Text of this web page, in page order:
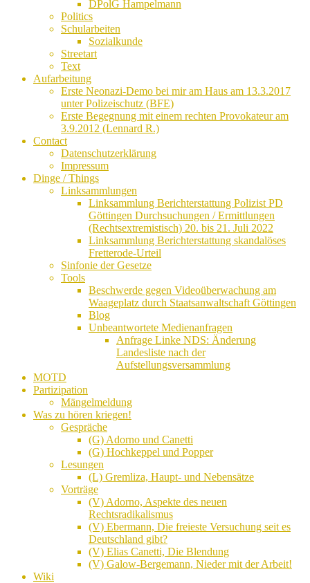
DPolG Hampelmann
Politics
Schularbeiten
Sozialkunde
Streetart
Text
Aufarbeitung
Erste Neonazi-Demo bei mir am Haus am 13.3.2017
unter Polizeischutz (BFE)
Erste Begegnung mit einem rechten Provokateur am
3.9.2012 (Lennard R.)
Contact
Datenschutzerklärung
Impressum
Dinge / Things
Linksammlungen
Linksammlung Berichterstattung Polizist PD
Göttingen Durchsuchungen / Ermittlungen
(Rechtsextremistisch) 20. bis 21. Juli 2022
Linksammlung Berichterstattung skandalöses
Fretterode-Urteil
Sinfonie der Gesetze
Tools
Beschwerde gegen Videoüberwachung am
Waageplatz durch Staatsanwaltschaft Göttingen
Blog
Unbeantwortete Medienanfragen
Anfrage Linke NDS: Änderung
Landesliste nach der
Aufstellungsversammlung
MOTD
Partizipation
Mängelmeldung
Was zu hören kriegen!
Gespräche
(G) Adorno und Canetti
(G) Hochkeppel und Popper
Lesungen
(L) Gremliza, Haupt- und Nebensätze
Vorträge
(V) Adorno, Aspekte des neuen
Rechtsradikalismus
(V) Ebermann, Die freieste Versuchung seit es
Deutschland gibt?
(V) Elias Canetti, Die Blendung
(V) Galow-Bergemann, Nieder mit der Arbeit!
Wiki